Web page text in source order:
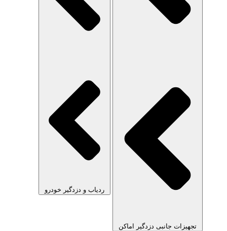
تجهیزات جانبی دزدگیر اماکن
ردیاب و دزدگیر خودرو